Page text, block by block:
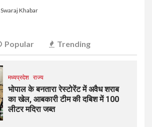
Swaraj Khabar
Popular Trending
मध्यप्रदेश राज्य
भोपाल के बनतारा रेस्टोरेंट में अवैध शराब
का खेल, आबकारी टीम की दबिश में 100
लीटर मदिरा जब्त